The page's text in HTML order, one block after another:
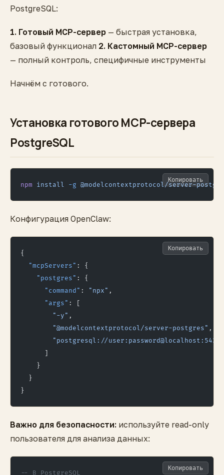
PostgreSQL:
1. Готовый MCP-сервер — быстрая установка,
базовый функционал 2. Кастомный MCP-сервер
— полный контроль, специфичные инструменты
Начнём с готового.
Установка готового MCP-сервера
PostgreSQL
npm install -g @modelcontextprotocol/server-
Копировать
Конфигурация OpenClaw:
{
  "mcpServers"
: {
    "postgres"
: {
      "command"
: "npx" ,
      "args"
: [
        "-y"
,
        "@modelcontextprotocol/server-postgres"
,
"postgresql://
    }
  }
}
Копировать
Важно для безопасности: используйте read-only
пользователя для анализа данных:
-- В PostgreSQL
Копировать